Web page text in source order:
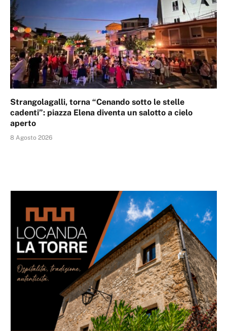
Strangolagalli, torna “Cenando sotto le stelle
cadenti”: piazza Elena diventa un salotto a cielo
aperto
8 Agosto 2026